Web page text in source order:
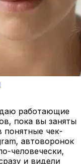
работающие
пока вы заняты
понятные чек-
автоворонок
человечески,
и видели